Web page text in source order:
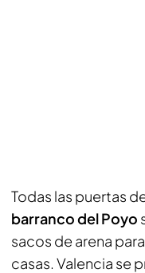
Todas las puertas
barranco del Poyo
sacos de arena
casas. Valencia se